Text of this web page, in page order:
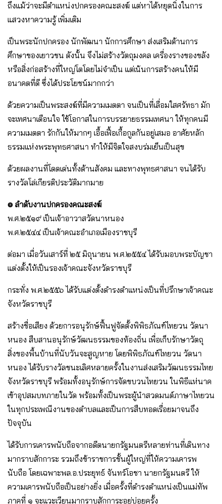
ถึงแม้ว่าจะมีตำแหน่งปกครองคณะสงฆ์ แต่หาได้หยุดนิ่งในการ
แสวงหาความรู้ เพิ่มเติม
เป็นพระนักปกครอง นักพัฒนา นักการศึกษา ส่งเสริมด้านการ
ศึกษาของเยาวชน ดังนั้น จึงไม่สร้างวัตถุมงคล เครื่องรางของขลัง
หรือสิ่งก่อสร้างที่ใหญ่โตโดยไม่จำเป็น แต่เน้นการสร้างคนให้มี
อนาคตที่ดี ซึ่งได้ประโยชน์มากกว่า
ด้วยความเป็นพระสงฆ์ที่มีความเมตตา จนเป็นที่เลื่อมใสศรัทธา มัก
จะเทศนาเตือนใจ ใช้โอกาสในการบรรยายธรรมเทศนา ให้ทุกคนมี
ความเมตตา รักกันให้มากๆ เอื้อเฟื้อเกื้อกูลกันอยู่เสมอ อาศัยหลัก
ธรรมแห่งพระพุทธศาสนา ทำให้มีจิตใจสงบร่มเย็นเป็นสุข
ด้วยผลงานที่โดดเด่นทั้งด้านสังคม และทางพุทธศาสนา จนได้รับ
รางวัลโล่เกียรติประวัติมากมาย
๏ ลำดับงานปกครองคณะสงฆ์
พ.ศ.๒๕๑๙ เป็นเจ้าอาวาสวัดนาหนอง
พ.ศ.๒๕๔๔ เป็นเจ้าคณะอำเภอเมืองราชบุรี
ต่อมา เมื่อวันเสาร์ที่ ๒๕ มิถุนายน พ.ศ.๒๕๕๔ ได้รับมอบพระบัญชา
แต่งตั้งให้เป็นรองเจ้าคณะจังหวัดราชบุรี
กระทั่ง พ.ศ.๒๕๕๖ ได้รับแต่งตั้งดำรงตำแหน่งเป็นที่ปรึกษาเจ้าคณะ
จังหวัดราชบุรี
สร้างชื่อเสียง ด้วยการอนุรักษ์ฟื้นฟูจัดตั้งพิพิธภัณฑ์ไทยวน วัดนา
หนอง สืบสานอนุรักษ์วัฒนธรรมของท้องถิ่น เพื่อเก็บรักษาวัตถุ
สิ่งของพื้นบ้านที่นับวันจะสูญหาย โดยพิพิธภัณฑ์ไทยวน วัดนา
หนอง ได้รับรางวัลชนะเลิศหลายครั้งในงานส่งเสริมวัฒนธรรมไทย
จังหวัดราชบุรี พร้อมทั้งอนุรักษ์การจัดขบวนไทยวน ในพิธีแห่นาค
เข้าอุปสมบทภายในวัด พร้อมทั้งเป็นพระผู้นำสวดมนต์ภาษาไทยวน
ในทุกประเพณีงานของตำบลและเป็นการสืบทอดเรื่อยมาจนถึง
ปัจจุบัน
ได้รับการเคารพนับถือจากอดีตนายกรัฐมนตรีหลายท่านที่เดินทาง
มากราบสักการะ รวมถึงข้าราชการชั้นผู้ใหญ่ที่ให้ความเคารพ
นับถือ โดยเฉพาะพล.อ.ประยุทธ์ จันทร์โอชา นายกรัฐมนตรี ให้
ความเคารพนับถือเป็นอย่างยิ่ง เมื่อครั้งที่ดำรงตำแหน่งเป็นแม่ทัพ
ภาคที่ ๑ จะแวะเวียนมากราบสักการะอยู่บ่อยครั้ง